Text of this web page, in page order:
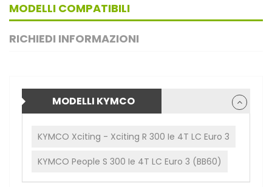
MODELLI COMPATIBILI
RICHIEDI INFORMAZIONI
MODELLI KYMCO
KYMCO Xciting - Xciting R 300 Ie 4T LC Euro 3
KYMCO People S 300 Ie 4T LC Euro 3 (BB60)